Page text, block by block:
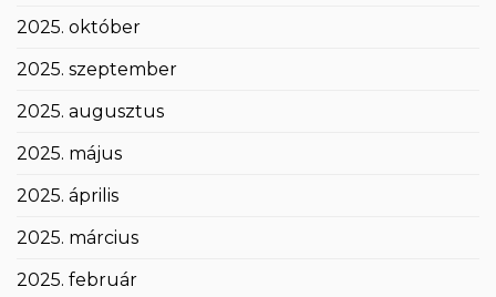
2025. október
2025. szeptember
2025. augusztus
2025. május
2025. április
2025. március
2025. február